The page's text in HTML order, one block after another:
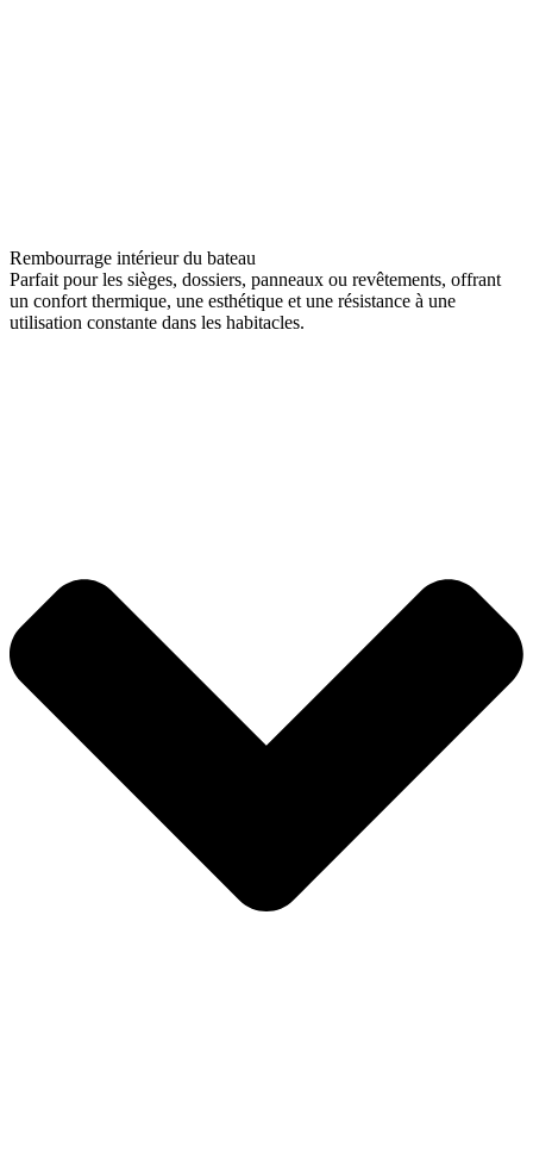
Rembourrage intérieur du bateau
Parfait pour les sièges, dossiers, panneaux ou revêtements, offrant
un confort thermique, une esthétique et une résistance à une
utilisation constante dans les habitacles.